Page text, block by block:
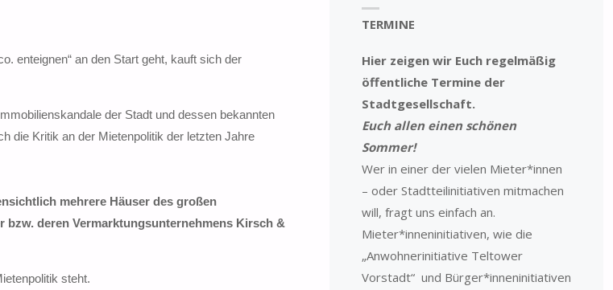
enteignen“ an den Start geht, kauft sich der
der Stadt und dessen bekannten
die Kritik an der Mietenpolitik der letzten Jahre
mehrere Häuser des großen
deren Vermarktungsunternehmens Kirsch &
steht.
TERMINE
Hier zeigen wir Euch regelmäßig
öffentliche Termine der
Stadtgesellschaft.
Euch allen einen schönen
Sommer!
Wer in einer der vielen Mieter*innen
– oder Stadtteilinitiativen mitmachen
will, fragt uns einfach an.
Mieter*inneninitiativen, wie die
„Anwohnerinitiative Teltower
Vorstadt“ und Bürger*inneninitiativen